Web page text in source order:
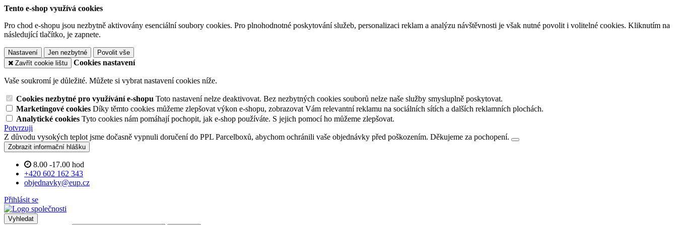
Tento e-shop využívá cookies
Pro chod e-shopu jsou nezbytně aktivovány esenciální soubory cookies. Pro plnohodnotné poskytování služeb, personalizaci reklam a analýzu návštěvnosti je však nutné povolit i volitelné cookies. Kliknutím na
následující tlačítko, je zapnete.
Nastavení Jen nezbytné
Povolit vše
Zavřít cookie lištu
Cookies nastavení
Vaše soukromí je důležité. Můžete si vybrat nastavení cookies níže.
Cookies nezbytné pro využívání e-shopu Toto nastavení nelze deaktivovat. Bez nezbytných cookies souborů nelze naše služby smysluplně poskytovat.
Marketingové cookies Díky těmto cookies můžeme zlepšovat výkon e-shopu, zobrazovat Vám relevantní reklamu na sociálních sítích a dalších reklamních plochách.
Analytické cookies Tyto cookies nám pomáhají pochopit, jak e-shop používáte. S jejich pomocí ho můžeme zlepšovat.
Potvrzuji
Z důvodu vysokých teplot jsme dočasně vypnuli doručení do PPL Parcelboxů, abychom ochránili vaše objednávky před poškozením. Děkujeme za pochopení.
Zobrazit informační hlášku
8.00 -17.00 hod
+420 602 162 343
objednavky@eup.cz
Přihlásit se
Vyhledat